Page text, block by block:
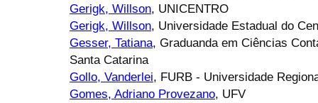
Gerigk, Willson, UNICENTRO
Gerigk, Willson, Universidade Estadual do
Gesser, Tatiana, Graduanda em Ciências
Santa Catarina
Gollo, Vanderlei, FURB - Universidade
Gomes, Adriano Provezano, UFV